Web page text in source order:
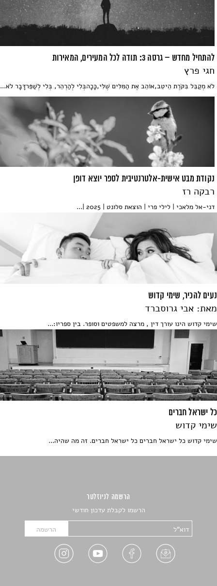
להתחיל מחדש – גרסה 3: תודה לכל המעירים, המאירות
חגי פרץ
לֹא מְקַבֵּל בִּקֹּרֶת הֵיטֵב,אוֹהֵב אֶת הַמִּלִּים שֶׁלִּי,כָּכָהבְּלִי לְהַרְהֵר, בְּלִי לְשַׁפֵּרדָּבָר לֹא...
נקודת מבט אישית-אלטרנטיבית לספר יוצא דופן
רבקה רז
דני-אל מלאכי | לילי פרי | הוצאת סלונט | 2025 |...
נעים להכיר, שימי קדוש
מאת: אבי גרוסברד
שימי קדוש הינו עורך דין , מרצה למשפטים וסופר. בין ספריו:...
כל ישראל חברים
שימי קדוש
שימי קדוש כל ישראל חברים כל ישראל חברים. זה מה שהיה...
הרשמה לניוזלטר
הרשמו לקבלת עדכון חודשי